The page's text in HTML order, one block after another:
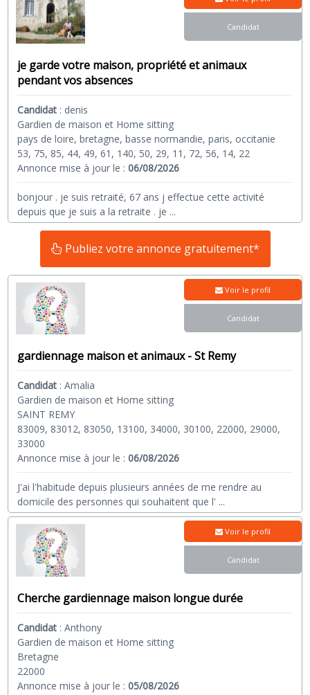
je garde votre maison, propriété et animaux
pendant vos absences
Candidat : denis
Gardien de maison et Home sitting
pays de loire, bretagne, basse normandie, paris, occitanie
53, 75, 85, 44, 49, 61, 140, 50, 29, 11, 72, 56, 14, 22
Annonce mise à jour le :06/08/2026
bonjour . je suis retraité, 67 ans j effectue cette activité
depuis que je suis a la retraite . je ...
Candidat
Publiez votre annonce gratuitement*
gardiennage maison et animaux - St Remy
Candidat :Amalia
Gardien de maison et Home sitting
SAINT REMY
83009, 83012, 83050, 13100, 34000, 30100, 22000, 29000,
33000
Annonce mise à jour le :06/08/2026
J'ai l'habitude depuis plusieurs années de me rendre au
domicile des personnes qui souhaitent que l' ...
Voir le profil
Candidat
Cherche gardiennage maison longue durée
Candidat :Anthony
Gardien de maison et Home sitting
Bretagne
22000
Annonce mise à jour le :05/08/2026
Voir le profil
Candidat